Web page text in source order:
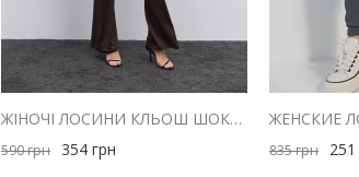
ЖІНОЧІ ЛОСИНИ КЛЬОШ ШОКОЛАДНОГО КОЛЬОРУ
590грн 354 грн 835грн 251